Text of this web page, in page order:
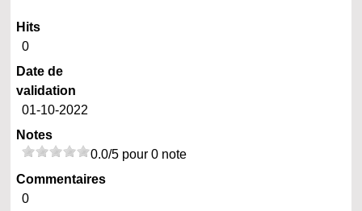
Hits
0
Date de
validation
01-10-2022
Notes
0.0/5 pour 0 note
Commentaires
0